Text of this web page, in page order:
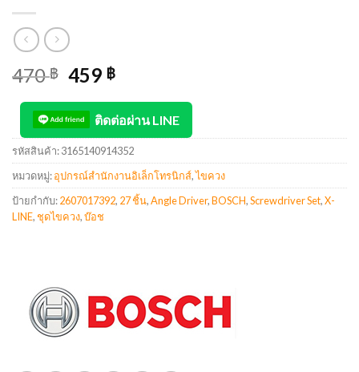
470฿ 459 ฿
ติดต่อผ่าน LINE
รหัสสินค้า:3165140914352
หมวดหมู่:อุปกรณ์สำนักงานอิเล็กโทรนิกส์,ไขควง
ป้ายกำกับ:2607017392, 27 ชิ้น,Angle Driver,BOSCH,Screwdriver Set,X-
LINE,ชุดไขควง,บ๊อช